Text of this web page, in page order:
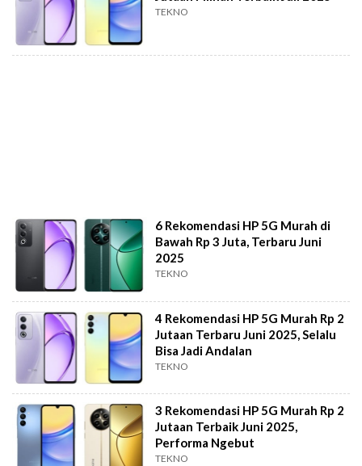
TEKNO
6 Rekomendasi HP 5G Murah di
Bawah Rp 3 Juta, Terbaru Juni
2025
TEKNO
4 Rekomendasi HP 5G Murah Rp 2
Jutaan Terbaru Juni 2025, Selalu
Bisa Jadi Andalan
TEKNO
3 Rekomendasi HP 5G Murah Rp 2
Jutaan Terbaik Juni 2025,
Performa Ngebut
TEKNO